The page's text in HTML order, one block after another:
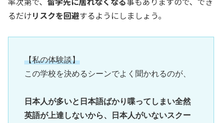
るだけリスクを回避するようにしましょう。
【私の体験談】
この学校を決めるシーンでよく聞かれるのが、
日本人が多いと日本語ばかり喋ってしまい全然
英語が上達しないから、日本人がいないスクー